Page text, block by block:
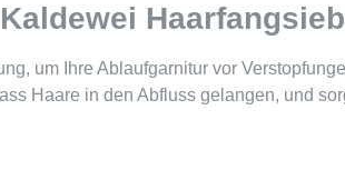
um Ihre Ablaufgarnitur vor
Haare in den Abfluss gelangen, und